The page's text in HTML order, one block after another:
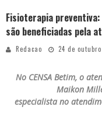
Fisioterapia
são beneficiadas pela
Redacao 24 de
No CENSA Betim, o
Maikon
especialista no